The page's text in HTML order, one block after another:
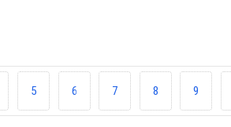
5 6 7 8 9